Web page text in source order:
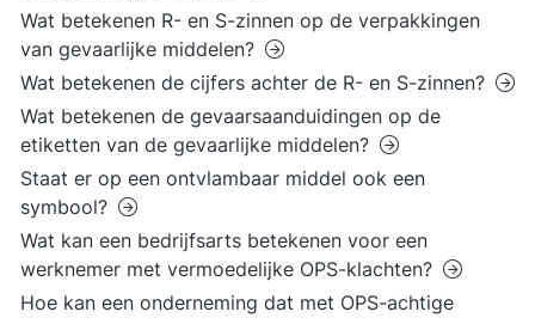
Wat betekenen R- en S-zinnen op de verpakkingen
van gevaarlijke middelen?
Wat betekenen de cijfers achter de R- en S-zinnen?
Wat betekenen de gevaarsaanduidingen op de
etiketten van de gevaarlijke middelen?
Staat er op een ontvlambaar middel ook een
symbool?
Wat kan een bedrijfsarts betekenen voor een
werknemer met vermoedelijke OPS-klachten?
Hoe kan een onderneming dat met OPS-achtige